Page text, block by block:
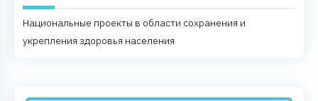
Национальные проекты в области сохранения и
укрепления здоровья населения